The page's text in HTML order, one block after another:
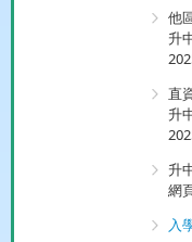
他
升
直
升
升
網
入